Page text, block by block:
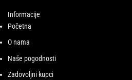
Informacije
Početna
O nama
Naše pogodnosti
Zadovoljni kupci